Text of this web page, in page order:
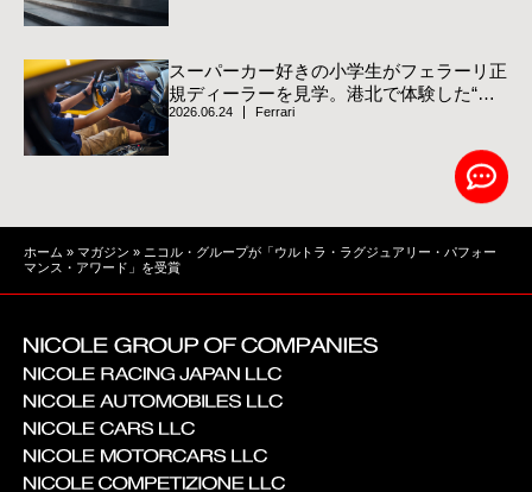
スーパーカー好きの小学生がフェラーリ正
規ディーラーを見学。港北で体験した“跳
ね馬”の世界
2026.06.24 Ferrari
ホーム » マガジン » ニコル・グループが「ウルトラ・ラグジュアリー・パフォー
マンス・アワード」を受賞